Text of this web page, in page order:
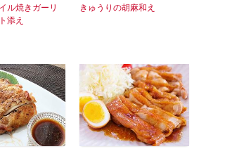
ル焼きガーリ
添え
きゅうりの胡麻和え